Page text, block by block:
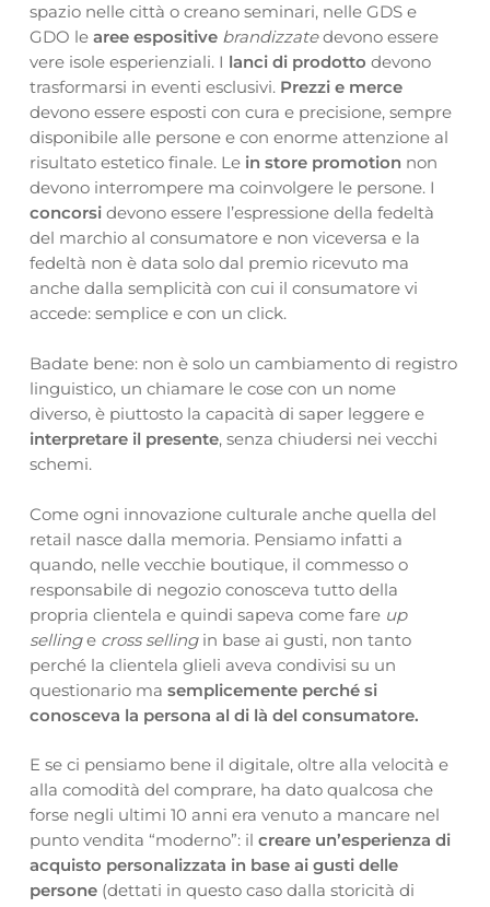
spazio nelle città o creano seminari, nelle GDS e
GDO le aree espositive brandizzatedevono essere
vere isole esperienziali. I lanci di prodotto devono
trasformarsi in eventi esclusivi. Prezzi e merce
devono essere esposti con cura e precisione, sempre
disponibile alle persone e con enorme attenzione al
risultato estetico finale. Le in store promotion non
devono interrompere ma coinvolgere le persone. I
concorsi devono essere l’espressione della fedeltà
del marchio al consumatore e non viceversa e la
fedeltà non è data solo dal premio ricevuto ma
anche dalla semplicità con cui il consumatore vi
accede: semplice e con un click.
Badate bene: non è solo un cambiamento di registro
linguistico, un chiamare le cose con un nome
diverso, è piuttosto la capacità di saper leggere e
interpretare il presente, senza chiudersi nei vecchi
schemi.
Come ogni innovazione culturale anche quella del
retail nasce dalla memoria. Pensiamo infatti a
quando, nelle vecchie boutique, il commesso o
responsabile di negozio conosceva tutto della
propria clientela e quindi sapeva come fare up
sellinge cross sellingin base ai gusti, non tanto
perché la clientela glieli aveva condivisi su un
questionario ma semplicemente perché si
conosceva la persona al di là del consumatore.
E se ci pensiamo bene il digitale, oltre alla velocità e
alla comodità del comprare, ha dato qualcosa che
forse negli ultimi 10 anni era venuto a mancare nel
punto vendita “moderno”: il creare un’esperienza di
acquisto personalizzata in base ai gusti delle
persone(dettati in questo caso dalla storicità di